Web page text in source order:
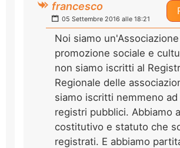
francesco
05 Settembre 2016 alle 18:21
Noi siamo
promozione sociale e
non siamo iscritti al
Regionale delle
siamo iscritti nemmeno ad
registri pubblici. Abbiamo
costitutivo e statuto che
registrati. E abbiamo